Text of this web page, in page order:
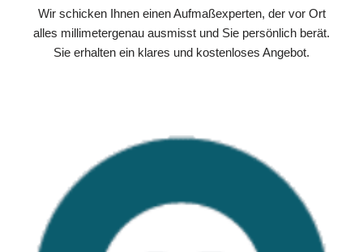
Wir schicken Ihnen einen Aufmaßexperten, der vor Ort
alles millimetergenau ausmisst und Sie persönlich berät.
Sie erhalten ein klares und kostenloses Angebot.